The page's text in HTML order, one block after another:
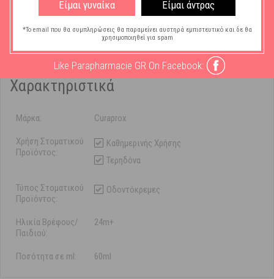
χρησιμοποιώντας μια ποσότητα οδοντόκρεμας σε μέγεθος
Χαρακτηριστικά
Μάρκα: Curaprox
Χρήση Στοματικού
Προϊόντος:
Καθημερινής Χρήσης
Τερηδόνα
Τύπος Στοματικού
Προϊόντος:
Οδοντόκρεμες
Ηλικία Βρέφους/
Παιδιού:
24m+
Ποσότητα σε ml: 60ml
Είμαι γυναίκα Είμαι άντρας
*Το email που θα συμπληρώσεις θα παραμείνει αυστηρά εμπιστευτικό και δε θα
χρησιμοποιηθεί για spam
Like Parapharmacie GR On Facebook: